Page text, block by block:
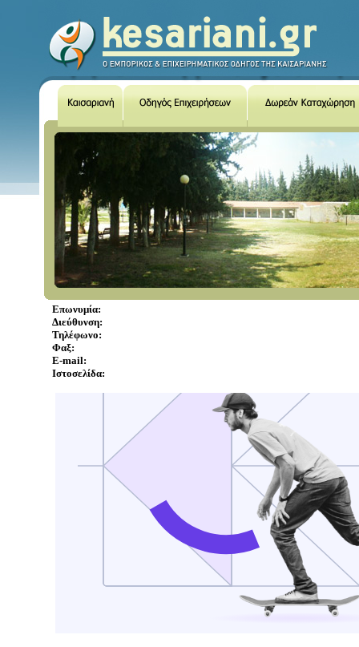
Επωνυμία:
Διεύθυνση:
Τηλέφωνο:
Φαξ:
E-mail:
Ιστοσελίδα: